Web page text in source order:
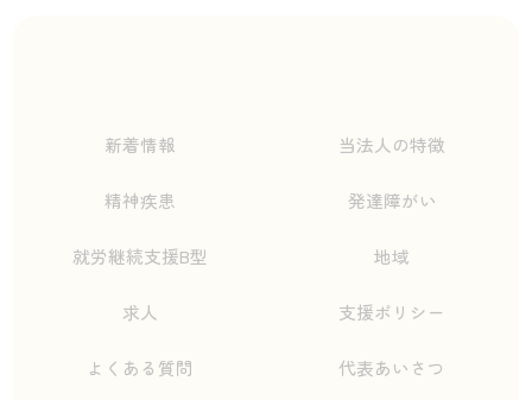
新着情報 当法人の特徴
精神疾患 発達障がい
就労継続支援B型 地域
求人 支援ポリシー
よくある質問 代表あいさつ